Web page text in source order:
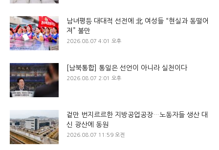
남녀평등 대대적 선전에 北 여성들 “현실과 동떨어
져” 불만
2026.08.07 4:01 오후
[남북통합] 통일은 선언이 아니라 실천이다
2026.08.07 2:01 오후
겉만 번지르르한 지방공업공장…노동자들 생산 대
신 광산에 동원
2026.08.07 11:59 오전